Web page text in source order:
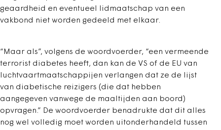
geaardheid en eventueel lidmaatschap van een
vakbond niet worden gedeeld met elkaar.
“Maar als”, volgens de woordvoerder, “een vermeende
terrorist diabetes heeft, dan kan de VS of de EU van
luchtvaartmaatschappijen verlangen dat ze de lijst
van diabetische reizigers (die dat hebben
aangegeven vanwege de maaltijden aan boord)
opvragen.” De woordvoerder benadrukte dat dit alles
nog wel volledig moet worden uitonderhandeld tussen